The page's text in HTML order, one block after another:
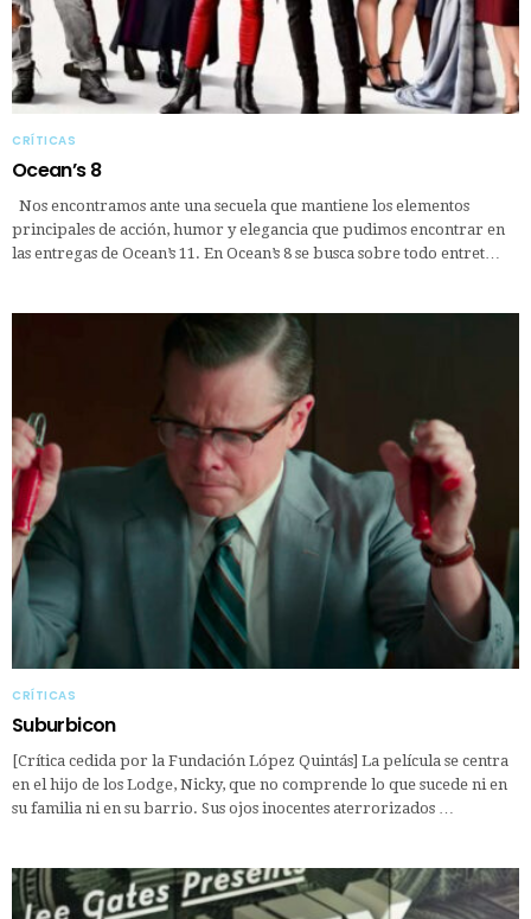
CRÍTICAS
Ocean’s 8
Nos encontramos ante una secuela que mantiene los elementos
principales de acción, humor y elegancia que pudimos encontrar en
las entregas de Ocean’s 11. En Ocean’s 8 se busca sobre todo entret…
CRÍTICAS
Suburbicon
[Crítica cedida por la Fundación López Quintás] La película se centra
en el hijo de los Lodge, Nicky, que no comprende lo que sucede ni en
su familia ni en su barrio. Sus ojos inocentes aterrorizados …